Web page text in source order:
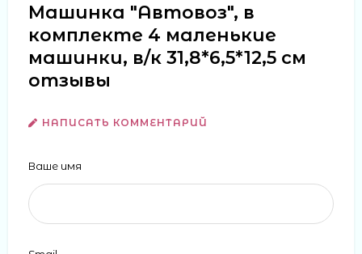
Машинка "Автовоз", в
комплекте 4 маленькие
машинки, в/к 31,8*6,5*12,5 см
отзывы
НАПИСАТЬ КОММЕНТАРИЙ
Ваше имя